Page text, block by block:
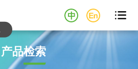

产品检索